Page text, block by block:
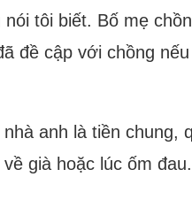
tôi biết. Bố mẹ
đề cập với chồng
anh là tiền chung,
già hoặc lúc ốm đau.